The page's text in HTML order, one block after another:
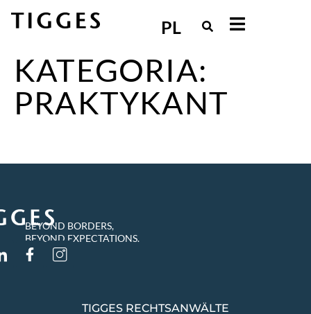
PL
KATEGORIA:
PRAKTYKANT
BEYOND BORDERS,
BEYOND EXPECTATIONS.
TIGGES RECHTSANWÄLTE